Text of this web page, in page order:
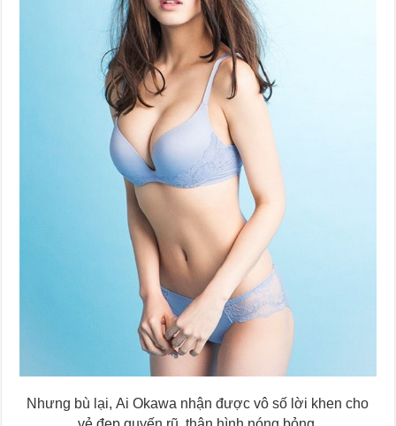
Nhưng bù lại, Ai Okawa nhận được vô số lời khen cho